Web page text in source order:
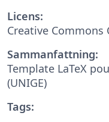
Licens:
Creative Commons
Sammanfattning:
Template LaTeX
(UNIGE)
Tags: